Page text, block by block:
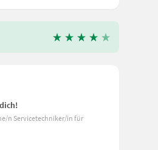
Palettenanschlag,
n Servicetechniker/in für